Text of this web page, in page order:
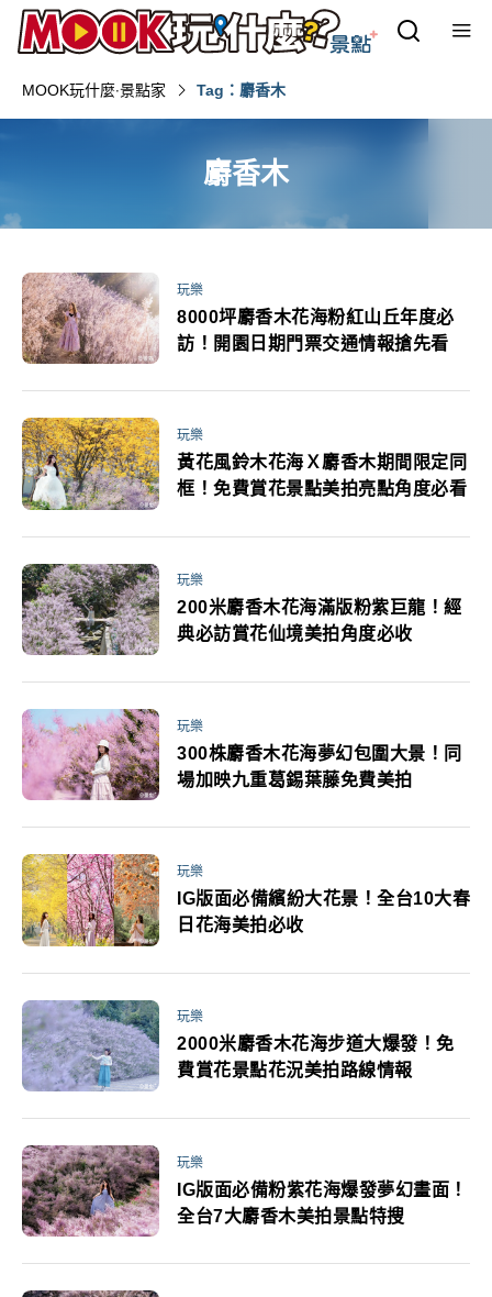
MOOK玩什麼‧景點家 Tag：麝香木
麝香木
玩樂
8000坪麝香木花海粉紅山丘年度必
訪！開園日期門票交通情報搶先看
玩樂
黃花風鈴木花海Ｘ麝香木期間限定同
框！免費賞花景點美拍亮點角度必看
玩樂
200米麝香木花海滿版粉紫巨龍！經
典必訪賞花仙境美拍角度必收
玩樂
300株麝香木花海夢幻包圍大景！同
場加映九重葛錫葉藤免費美拍
玩樂
IG版面必備繽紛大花景！全台10大春
日花海美拍必收
玩樂
2000米麝香木花海步道大爆發！免
費賞花景點花況美拍路線情報
玩樂
IG版面必備粉紫花海爆發夢幻畫面！
全台7大麝香木美拍景點特搜